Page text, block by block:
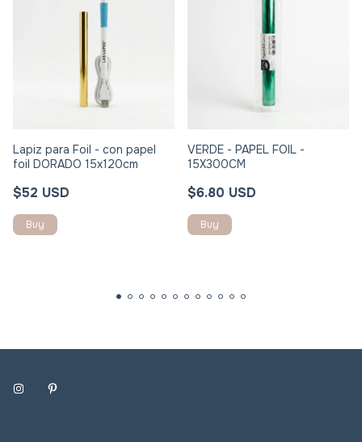
Lapiz para Foil - con papel
foil DORADO 15x120cm
$52 USD
VERDE - PAPEL FOIL -
15X300CM
$6.80 USD